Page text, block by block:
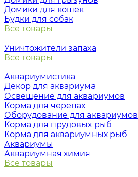
Домики для кошек
Будки для собак
Все товары
Уничтожители запаха
Все товары
Аквариумистика
Декор для аквариума
Освещение для аквариумов
Корма для черепах
Оборудование для аквариумов
Корма для прудовых рыб
Корма для аквариумных рыб
Аквариумы
Аквариумная химия
Все товары